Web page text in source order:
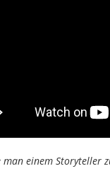
einem Storyteller